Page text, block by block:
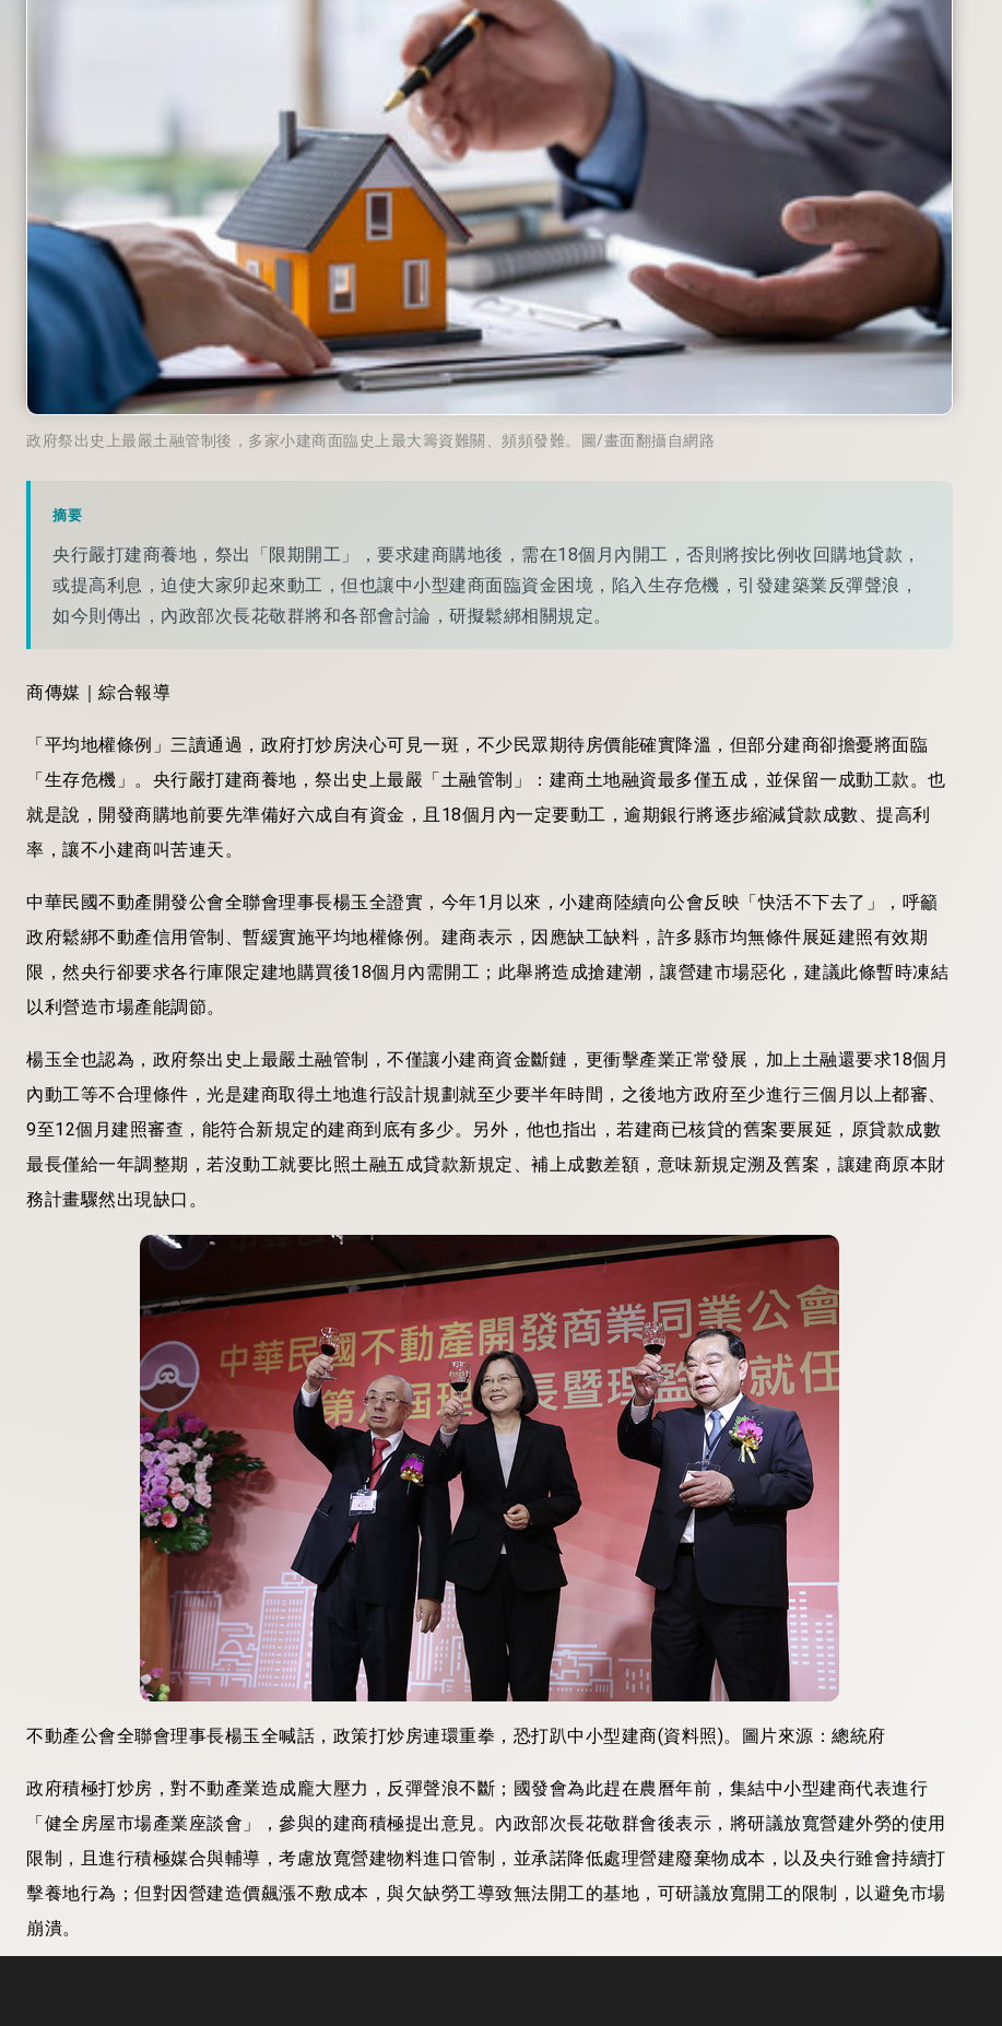
政府祭出史上最嚴土融管制後，多家小建商面臨史上最大籌資難關、頻頻發難。圖/畫面翻攝自網路
摘要
央行嚴打建商養地，祭出「限期開工」，要求建商購地後，需在18個月內開工，否則將按比例收回購地貸款，
或提高利息，迫使大家卯起來動工，但也讓中小型建商面臨資金困境，陷入生存危機，引發建築業反彈聲浪，
如今則傳出，內政部次長花敬群將和各部會討論，研擬鬆綁相關規定。
商傳媒｜綜合報導
「平均地權條例」三讀通過，政府打炒房決心可見一斑，不少民眾期待房價能確實降溫，但部分建商卻擔憂將面臨
「生存危機」。央行嚴打建商養地，祭出史上最嚴「土融管制」：建商土地融資最多僅五成，並保留一成動工款。也
就是說，開發商購地前要先準備好六成自有資金，且18個月內一定要動工，逾期銀行將逐步縮減貸款成數、提高利
率，讓不小建商叫苦連天。
中華民國不動產開發公會全聯會理事長楊玉全證實，今年1月以來，小建商陸續向公會反映「快活不下去了」，呼籲
政府鬆綁不動產信用管制、暫緩實施平均地權條例。建商表示，因應缺工缺料，許多縣市均無條件展延建照有效期
限，然央行卻要求各行庫限定建地購買後18個月內需開工；此舉將造成搶建潮，讓營建市場惡化，建議此條暫時凍結
以利營造市場產能調節。
楊玉全也認為，政府祭出史上最嚴土融管制，不僅讓小建商資金斷鏈，更衝擊產業正常發展，加上土融還要求18個月
內動工等不合理條件，光是建商取得土地進行設計規劃就至少要半年時間，之後地方政府至少進行三個月以上都審、
9至12個月建照審查，能符合新規定的建商到底有多少。另外，他也指出，若建商已核貸的舊案要展延，原貸款成數
最長僅給一年調整期，若沒動工就要比照土融五成貸款新規定、補上成數差額，意味新規定溯及舊案，讓建商原本財
務計畫驟然出現缺口。
不動產公會全聯會理事長楊玉全喊話，政策打炒房連環重拳，恐打趴中小型建商(資料照)。圖片來源：總統府
政府積極打炒房，對不動產業造成龐大壓力，反彈聲浪不斷；國發會為此趕在農曆年前，集結中小型建商代表進行
「健全房屋市場產業座談會」，參與的建商積極提出意見。內政部次長花敬群會後表示，將研議放寬營建外勞的使用
限制，且進行積極媒合與輔導，考慮放寬營建物料進口管制，並承諾降低處理營建廢棄物成本，以及央行雖會持續打
擊養地行為；但對因營建造價飆漲不敷成本，與欠缺勞工導致無法開工的基地，可研議放寬開工的限制，以避免市場
崩潰。